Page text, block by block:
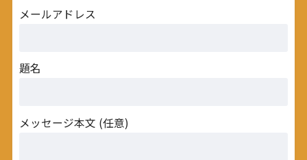
メールアドレス
題名
メッセージ本文 (任意)